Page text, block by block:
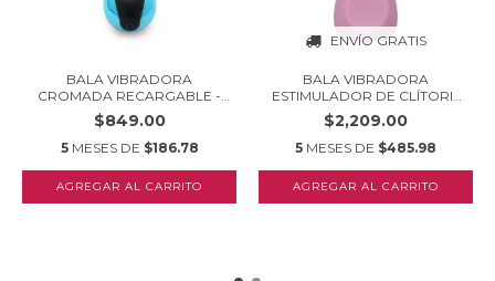
BALA VIBRADORA
CROMADA RECARGABLE -
BANG...
$849.00
5 MESES DE $186.78
ENVÍO GRATIS
BALA VIBRADORA
ESTIMULADOR DE CLÍTORIS
-...
$2,209.00
5 MESES DE $485.98